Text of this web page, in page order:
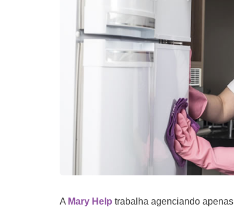
A Mary Help trabalha agenciando apenas